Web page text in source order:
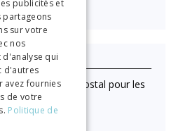
Pas d'envoi postal pour les
ligne)
ITALIAN
publicités et
partageons
sur votre
nos
qui
d'autres
avez fournies
de votre
Politique de